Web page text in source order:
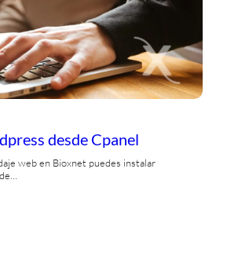
desde Cpanel
web en Bioxnet puedes instalar